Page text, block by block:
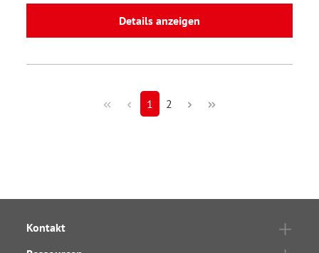
Details anzeigen
1 2
Kontakt